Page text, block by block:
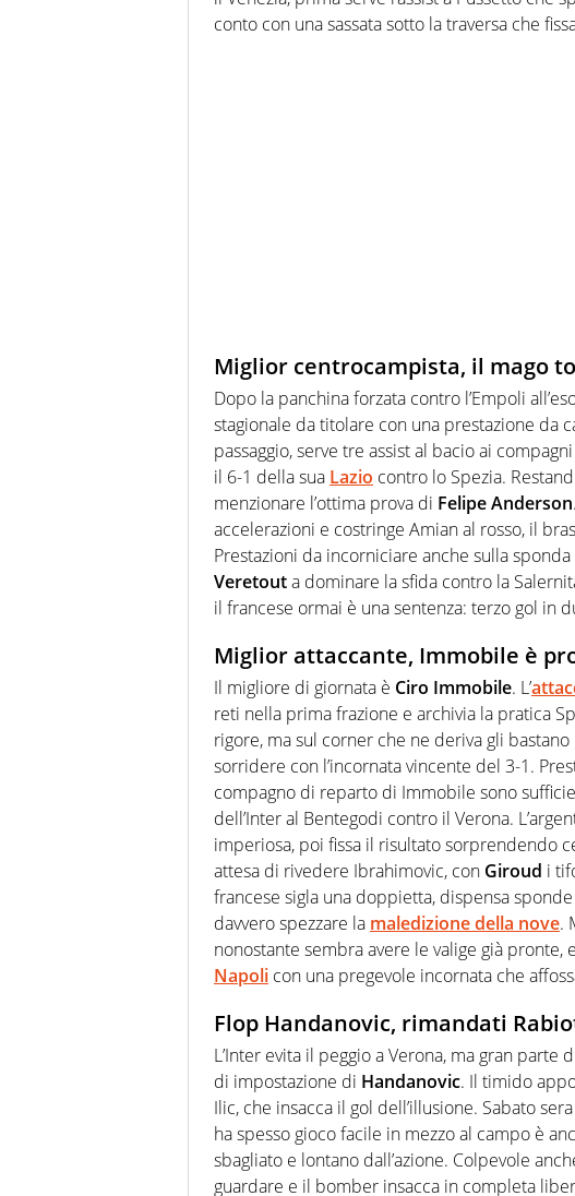
conto con una sassata sotto la traversa che
Miglior centrocampista, il mago
Dopo la panchina forzata contro l’Empoli
stagionale da titolare con una prestazione da
passaggio, serve tre assist al bacio ai
il 6-1 della sua Lazio contro lo Spezia.
menzionare l’ottima prova di Felipe Anderson
accelerazioni e costringe Amian al rosso, il
Prestazioni da incorniciare anche sulla
Veretouta dominare la sfida contro la
il francese ormai è una sentenza: terzo gol in
Miglior attaccante, Immobile è
Il migliore di giornata è Ciro Immobile. L’
reti nella prima frazione e archivia la pratica
rigore, ma sul corner che ne deriva gli
sorridere con l’incornata vincente del 3-1.
compagno di reparto di Immobile sono
dell’Inter al Bentegodi contro il Verona.
imperiosa, poi fissa il risultato sorprendendo
attesa di rivedere Ibrahimovic, con Giroud i
francese sigla una doppietta, dispensa
davvero spezzare la maledizione della nove.
nonostante sembra avere le valige già
Napoli con una pregevole incornata che
Flop Handanovic, rimandati
L’Inter evita il peggio a Verona, ma gran parte
di impostazione di Handanovic. Il timido
Ilic, che insacca il gol dell’illusione. Sabato
ha spesso gioco facile in mezzo al campo è
sbagliato e lontano dall’azione. Colpevole
guardare e il bomber insacca in completa